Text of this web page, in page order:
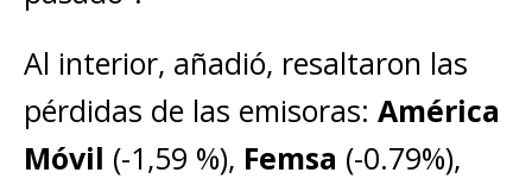
Al interior, añadió, resaltaron las
pérdidas de las emisoras: América
Móvil (-1,59 %), Femsa (-0.79%),